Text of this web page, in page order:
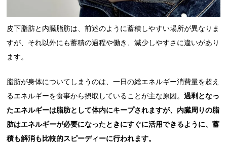
皮下脂肪と内臓脂肪は、前述のように蓄積しやすい場所が異なりま
すが、それ以外にも蓄積の過程や働き、減少しやすさに違いがあり
ます。
脂肪が身体についてしまうのは、一日の総エネルギー消費量を超え
るエネルギーを食事から摂取していることが主な原因。過剰となっ
たエネルギーは脂肪として体内にキープされますが、内臓周りの脂
肪はエネルギーが必要になったときにすぐに活用できるように、蓄
積も解消も比較的スピーディーに行われます。